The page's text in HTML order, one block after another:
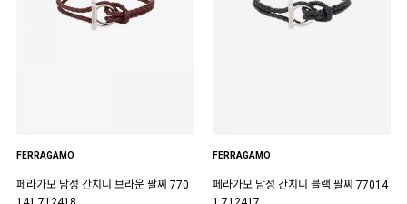
FERRAGAMO
페라가모 남성 간치니 브라운 팔찌 770
FERRAGAMO
페라가모 남성 간치니 블랙 팔찌 77014